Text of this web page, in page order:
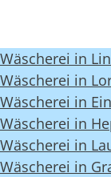
Wäscherei in
Wäscherei in
Wäscherei in
Wäscherei in
Wäscherei in
Wäscherei in